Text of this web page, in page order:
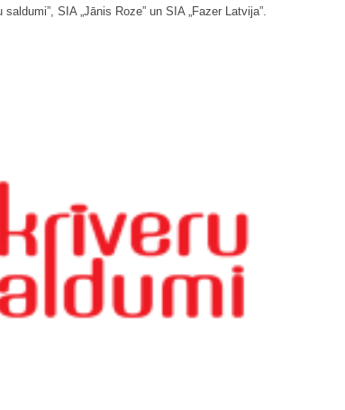
SIA „Jānis Roze” un SIA „Fazer Latvija”.